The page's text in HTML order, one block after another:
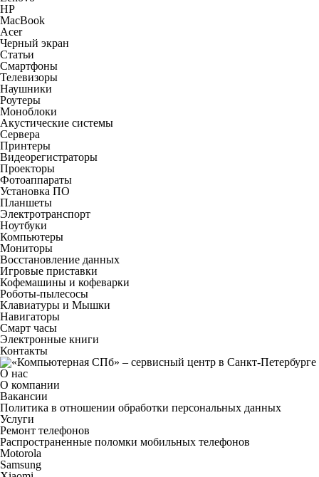
HP
MacBook
Acer
Черный экран
Статьи
Смартфоны
Телевизоры
Наушники
Роутеры
Моноблоки
Акустические системы
Сервера
Принтеры
Видеорегистраторы
Проекторы
Фотоаппараты
Установка ПО
Планшеты
Электротранспорт
Ноутбуки
Компьютеры
Мониторы
Восстановление данных
Игровые приставки
Кофемашины и кофеварки
Роботы-пылесосы
Клавиатуры и Мышки
Навигаторы
Смарт часы
Электронные книги
Контакты
О нас
О компании
Вакансии
Политика в отношении обработки персональных данных
Услуги
Ремонт телефонов
Распространенные поломки мобильных телефонов
Motorola
Samsung